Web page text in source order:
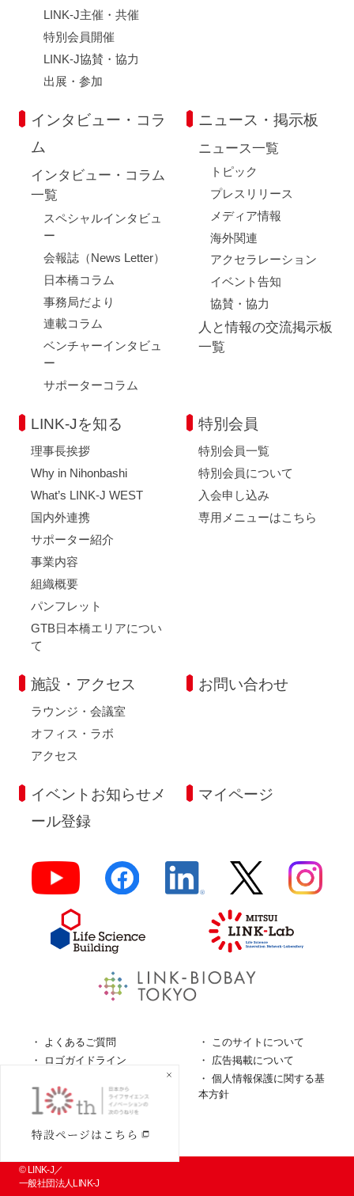
LINK-J主催・共催
特別会員開催
LINK-J協賛・協力
出展・参加
インタビュー・コラ
ム
インタビュー・コラム
一覧
スペシャルインタビュ
ー
会報誌（News Letter）
日本橋コラム
事務局だより
連載コラム
ベンチャーインタビュ
ー
サポーターコラム
ニュース・掲示板
ニュース一覧
トピック
プレスリリース
メディア情報
海外関連
アクセラレーション
イベント告知
協賛・協力
人と情報の交流掲示板
一覧
LINK-Jを知る
理事長挨拶
Why in Nihonbashi
What’s LINK-J WEST
国内外連携
サポーター紹介
事業内容
組織概要
パンフレット
GTB日本橋エリアについ
て
特別会員
特別会員一覧
特別会員について
入会申し込み
専用メニューはこちら
施設・アクセス
ラウンジ・会議室
オフィス・ラボ
アクセス
お問い合わせ
イベントお知らせメ
ール登録
マイページ
よくあるご質問
このサイトについて
ロゴガイドライン
広告掲載について
個人情報保護に関する基
本方針
個人情報の取扱について
© LINK-J／
一般社団法人LINK-J